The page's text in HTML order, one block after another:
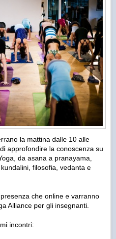
la mattina dalle 10 alle
approfondire la conoscenza su
da asana a pranayama,
filosofia, vedanta e
che online e varranno
Alliance per gli insegnanti.
incontri: